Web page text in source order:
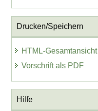
Drucken/Speichern
HTML-Gesamtansicht
Vorschrift als PDF
Hilfe